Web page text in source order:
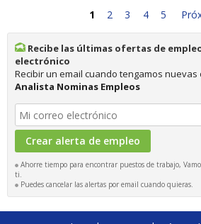
1 2 3 4 5
Recibe las últimas ofertas de
electrónico
Recibir un email cuando tengamos
Analista Nominas Empleos
Ahorre tiempo para encontrar puestos de trabajo,
ti.
Puedes cancelar las alertas por email cuando quieras.